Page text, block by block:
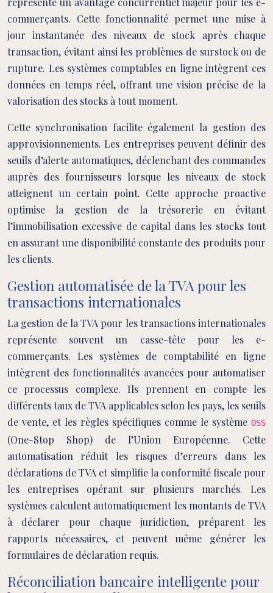
commerçants. Cette fonctionnalité permet une mise à
jour instantanée des niveaux de stock après chaque
transaction, évitant ainsi les problèmes de surstock ou de
rupture. Les systèmes comptables en ligne intègrent ces
données en temps réel, offrant une vision précise de la
valorisation des stocks à tout moment.
Cette synchronisation facilite également la gestion des
approvisionnements. Les entreprises peuvent définir des
seuils d’alerte automatiques, déclenchant des commandes
auprès des fournisseurs lorsque les niveaux de stock
atteignent un certain point. Cette approche proactive
optimise la gestion de la trésorerie en évitant
l’immobilisation excessive de capital dans les stocks tout
en assurant une disponibilité constante des produits pour
les clients.
Gestion automatisée de la TVA pour les
transactions internationales
La gestion de la TVA pour les transactions internationales
représente souvent un casse-tête pour les e-
commerçants. Les systèmes de comptabilité en ligne
intègrent des fonctionnalités avancées pour automatiser
ce processus complexe. Ils prennent en compte les
différents taux de TVA applicables selon les pays, les seuils
de vente, et les règles spécifiques comme le système OSS
(One-Stop Shop) de l’Union Européenne. Cette
automatisation réduit les risques d’erreurs dans les
déclarations de TVA et simplifie la conformité fiscale pour
les entreprises opérant sur plusieurs marchés. Les
systèmes calculent automatiquement les montants de TVA
à déclarer pour chaque juridiction, préparent les
rapports nécessaires, et peuvent même générer les
formulaires de déclaration requis.
Réconciliation bancaire intelligente pour